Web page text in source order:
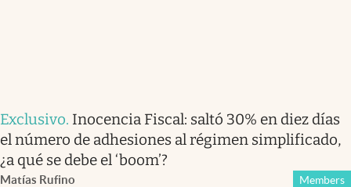
Exclusivo. Inocencia Fiscal: saltó 30% en diez días
el número de adhesiones al régimen simplificado,
¿a qué se debe el ‘boom’?
Matías Rufino Members